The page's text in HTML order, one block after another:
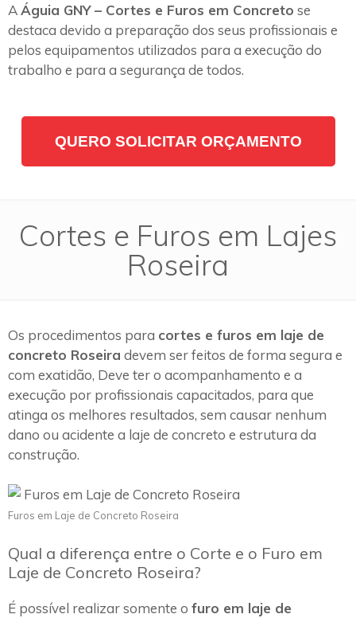
AÁguia GNY – Cortes e Furos em Concreto se
destaca devido a preparação dos seus profissionais e
pelos equipamentos utilizados para a execução do
trabalho e para a segurança de todos.
QUERO SOLICITAR ORÇAMENTO
Cortes e Furos em Lajes
Roseira
Os procedimentos para cortes e furos em laje de
concreto Roseira devem ser feitos de forma segura e
com exatidão, Deve ter o acompanhamento e a
execução por profissionais capacitados, para que
atinga os melhores resultados, sem causar nenhum
dano ou acidente a laje de concreto e estrutura da
construção.
Furos em Laje de Concreto Roseira
Qual a diferença entre o Corte e o Furo em
Laje de Concreto Roseira?
É possível realizar somente o furo em laje de